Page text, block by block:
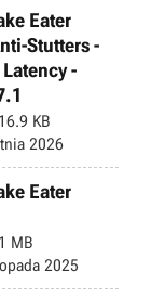
Eater
Stutters -
-
16.9 KB
2026
Eater
1 MB
2025